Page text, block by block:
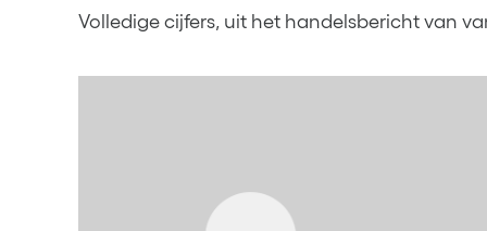
Volledige cijfers, uit het handelsbericht van